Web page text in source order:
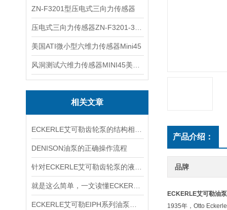
ZN-F3201型压电式三向力传感器
美国ATI微小型六维力传感器Mini45
相关文章
DENISON油泵的正确操作流程
产品介绍：
品牌
ECKERLE艾可勒油
1935年，Otto